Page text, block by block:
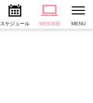
スケジュール WEB体験 MENU